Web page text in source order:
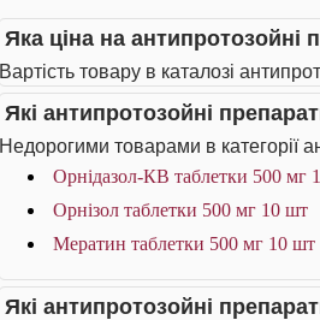
Яка ціна на антипротозойні
Вартість товару в каталозі
Які антипротозойні
Недорогими товарами в категорії
Орнідазол-КВ таблетки 500 мг
Орнізол таблетки 500 мг 10 шт
Мератин таблетки 500 мг 10 шт
Які антипротозойні